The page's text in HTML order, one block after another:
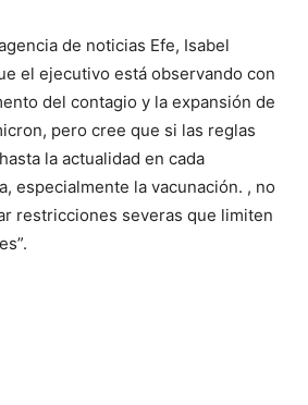
de noticias Efe, Isabel
el ejecutivo está observando con
del contagio y la expansión de
pero cree que si las reglas
la actualidad en cada
especialmente la vacunación. , no
restricciones severas que limiten